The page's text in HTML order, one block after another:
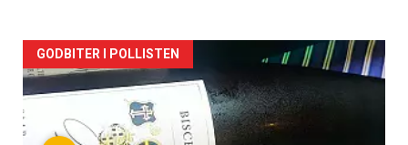
Forsiden
akkurat
nå
GODBITER I POLLISTEN